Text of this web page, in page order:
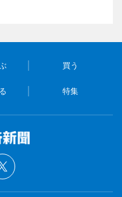
買う
特集